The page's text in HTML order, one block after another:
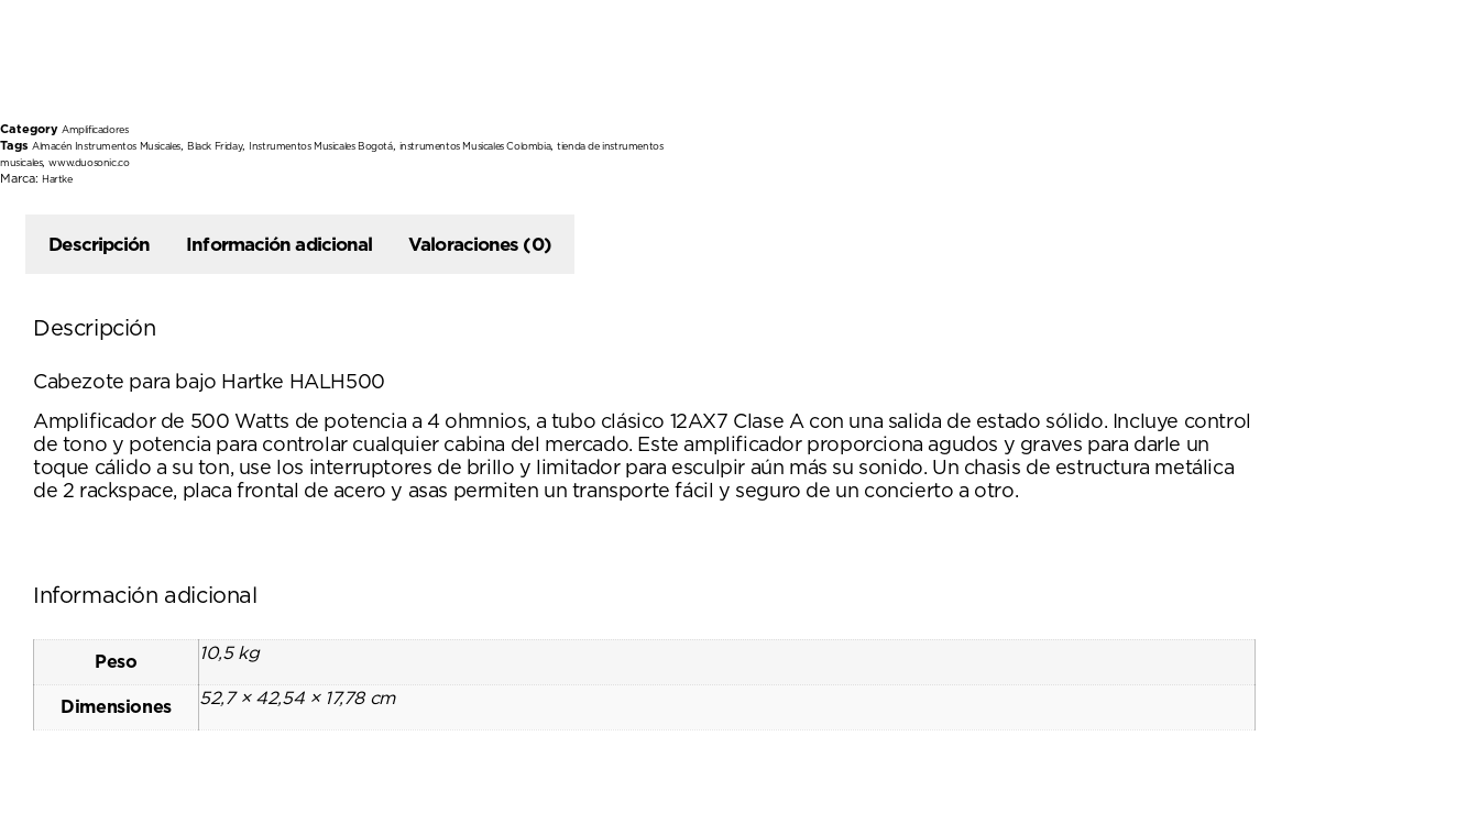
Category Amplificadores
Tags Almacén Instrumentos Musicales, Black Friday, Instrumentos Musicales Bogotá, instrumentos Musicales Colombia,tienda de instrumentos
musicales,www.duosonic.co
Marca: Hartke
Descripción Información adicional Valoraciones (0)
Descripción
Cabezote para bajo Hartke HALH500
Amplificador de 500 Watts de potencia a 4 ohmnios, a tubo clásico 12AX7 Clase A con una salida de estado sólido. Incluye control
de tono y potencia para controlar cualquier cabina del mercado. Este amplificador proporciona agudos y graves para darle un
toque cálido a su ton, use los interruptores de brillo y limitador para esculpir aún más su sonido. Un chasis de estructura metálica
de 2 rackspace, placa frontal de acero y asas permiten un transporte fácil y seguro de un concierto a otro.
Información adicional
Peso 10,5 kg
Dimensiones 52,7 × 42,54 × 17,78 cm